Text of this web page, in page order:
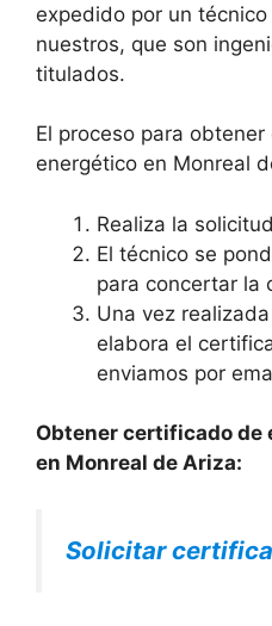
expedido por un
nuestros, que son
titulados.
El proceso para
energético en Monreal
Realiza la
El técnico se
para concertar la
Una vez
elabora el
enviamos por
Obtener certificado de
en Monreal de Ariza:
Solicitar